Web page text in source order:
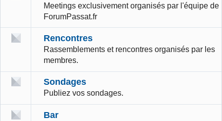
Meetings exclusivement organisés par l'équipe de
ForumPassat.fr
Rencontres
Rassemblements et rencontres organisés par les
membres.
Sondages
Publiez vos sondages.
Bar